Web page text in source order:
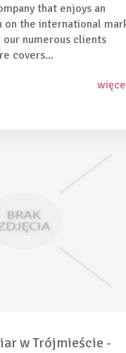
that enjoys an
the international
numerous clients
covers...
w Trójmieście -